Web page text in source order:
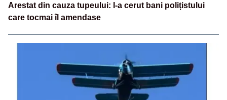
Arestat din cauza tupeului: I-a cerut bani polițistului
care tocmai îl amendase